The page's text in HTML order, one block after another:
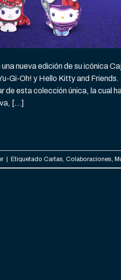
una nueva edición de su icónica
Gi-Oh! y Hello Kitty and
de esta colección única, la cual
[…]
| Etiquetado Cartas Colaboraciones